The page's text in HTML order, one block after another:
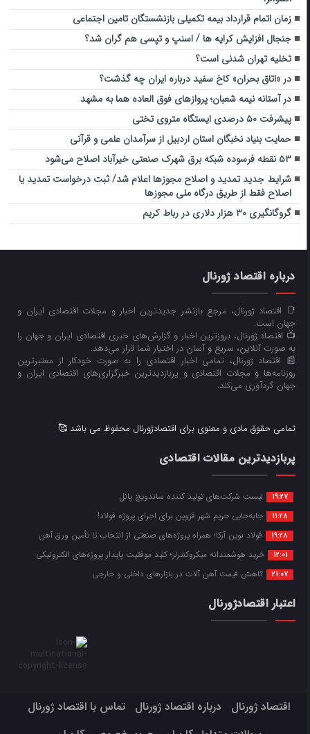
زمان اتمام قرارداد بیمه تکمیلی بازنشستگان تامین اجتماعی
جنجال افزایش کرایه ها / اسنپ و تپسی هم گران شد؟
تخلیه تهران شدنی است؟
در «اتاق بحران» کاخ سفید درباره ایران چه گذشت؟
در آستانه نیمه شعبان؛ پروازهای فوق العاده هما به مشهد
پیشرفت ۵۰ درصدی ایستگاه متروی تختی
حمایت بنیاد نخبگان استان اردبیل از سرآمدان علمی و قرآنی
۵۳ نقطه فرسوده شبکه برق شهرک صنعتی خیرآباد اصلاح می‌شود
شرایط جدید تمدید و اصلاح مجوزها اعلام شد/ ثبت درخواست تمدید یا
اصلاح فقط از طریق درگاه ملی مجوزها
گروگانگیری ۳۰ هزار دلاری در رباط کریم
درباره اقتصاد ژورنال
📑 اقتصاد ژورنال، مرجع بازنشر جدیدترین اخبار و مجلات اقتصادی ایران و
جهان است.
📺 اقتصاد ژورنال، بروزترین اخبار و گزارش‌های خبری اقتصادی ایران و جهان را
به صورت آنلاین، سریع و آسان در اختیار شما قرار می‌‌دهد.
📰 اقتصاد ژورنال، تمامی اخبار اقتصادی را به صورت خودکار از معتبرترین
روزنامه‌ها و مجلات اقتصادی و پربازدیدترین خبرگزاری‌های اقتصادی ایران و
جهان گردآوری می‌کند.
تمامی حقوق مادی و معنوی برای اقتصادژورنال محفوظ می باشد 🥰
پربازدیدترین مقالات اقتصادی
19:27 لیست شرکت‌های تولید کننده ساندویچ پانل
11:28 جابه‌جایی حریم شهر قزوین برای اجرای پروژه فولاد!
19:28 فولاد نوین آرکا؛ همراه پروژه‌های صنعتی از انتخاب تا تأمین ورق آهن
12:01 خرید هوشمندانه میکروکنترلر؛ کلید موفقیت پایدار پروژه‌های الکترونیکی
21:07 کاهش قیمت آهن آلات در بازارهای داخلی و خارجی
اعتبار اقتصادژورنال
اقتصاد ژورنال درباره اقتصاد ژورنال
تماس با اقتصاد ژورنال